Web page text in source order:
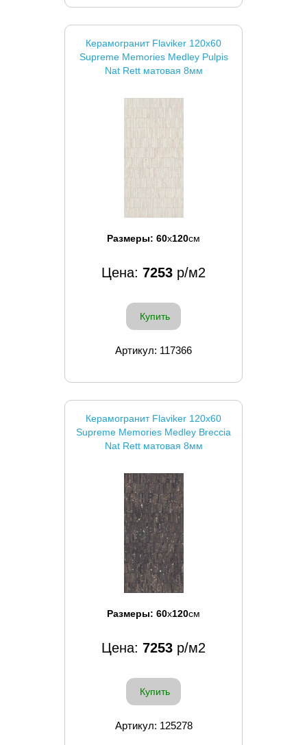
Керамогранит Flaviker 120x60
Supreme Memories Medley Pulpis
Nat Rett матовая 8мм
Размеры: 60x120см
Цена: 7253 р/м2
Купить
Артикул: 117366
Керамогранит Flaviker 120x60
Supreme Memories Medley Breccia
Nat Rett матовая 8мм
Размеры: 60x120см
Цена: 7253 р/м2
Купить
Артикул: 125278